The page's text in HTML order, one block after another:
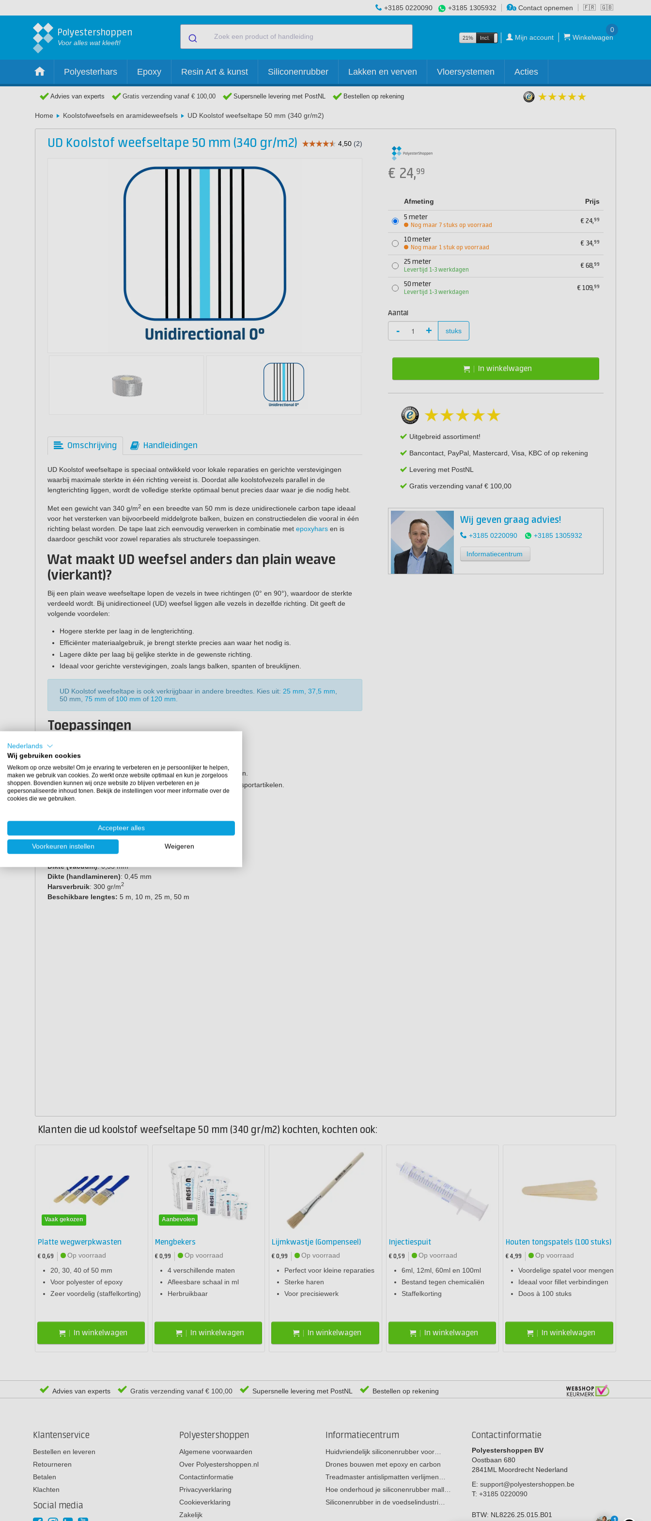
🇫🇷 🇬🇧
+3185 0220090 +3185 1305932 Contact opnemen
Polyestershoppen
Voor alles wat kleeft!
21% Incl. Excl. Mijn account Winkelwagen
0
Polyesterhars Epoxy Resin Art & kunst Siliconenrubber Lakken en verven Vloersystemen Acties
Advies van experts Gratis verzending vanaf € 100,00 Supersnelle levering met PostNL Bestellen op rekening
Home Koolstofweefsels en aramideweefsels UD Koolstof weefseltape 50 mm (340 gr/m2)
UD Koolstof weefseltape 50 mm (340 gr/m2)
Omschrijving Handleidingen
UD Koolstof weefseltape is speciaal ontwikkeld voor lokale reparaties en gerichte verstevigingen
waarbij maximale sterkte in één richting vereist is. Doordat alle koolstofvezels parallel in de
lengterichting liggen, wordt de volledige sterkte optimaal benut precies daar waar je die nodig hebt.
Met een gewicht van 340 g/m2 en een breedte van 50 mm is deze unidirectionele carbon tape ideaal
voor het versterken van bijvoorbeeld middelgrote balken, buizen en constructiedelen die vooral in één
richting belast worden. De tape laat zich eenvoudig verwerken in combinatie met epoxyhars en is
daardoor geschikt voor zowel reparaties als structurele toepassingen.
Wat maakt UD weefsel anders dan plain weave
(vierkant)?
Bij een plain weave weefseltape lopen de vezels in twee richtingen (0° en 90°), waardoor de sterkte
verdeeld wordt. Bij unidirectioneel (UD) weefsel liggen alle vezels in dezelfde richting. Dit geeft de
volgende voordelen:
Hogere sterkte per laag in de lengterichting.
Efficiënter materiaalgebruik, je brengt sterkte precies aan waar het nodig is.
Lagere dikte per laag bij gelijke sterkte in de gewenste richting.
Ideaal voor gerichte verstevigingen, zoals langs balken, spanten of breuklijnen.
UD Koolstof weefseltape is ook verkrijgbaar in andere breedtes. Kies uit: 25 mm 37,5 mm
50 mm, 75 mm of 100 mm of 120 mm
Toepassingen
De UD koolstof tape (50 mm breed) is bij uitstek geschikt voor:
Gerichte verstevigingen langs randen, hoeken en breuklijnen.
Versterking van balken en spanten in boten, vliegtuigen en sportartikelen.
Opbouwen van extra lagen op hoog-belaste punten.
Weeftype:unidirectioneel (UD)
Gewicht:340 gr/m
Breedte:50 mm
Dikte (vacuüm): 0,33 mm
Dikte (handlamineren): 0,45 mm
Harsverbruik: 300 gr/m2
Beschikbare lengtes: 5 m, 10 m, 25 m, 50 m
€ 24,99
Afmeting Prijs
5 meter
Nog maar 7 stuks op voorraad
€24,99
10 meter
Nog maar 1 stuk op voorraad
€ 34,99
25 meter
Levertijd 1-3 werkdagen
€68,99
50 meter
Levertijd 1-3 werkdagen
€109,99
Aantal
- + stuks
In winkelwagen
Uitgebreid assortiment!
Bancontact, PayPal, Mastercard, Visa, KBC of op rekening
Levering met PostNL
Gratis verzending vanaf € 100,00
Wij geven graag advies!
+3185 0220090 +3185 1305932
Informatiecentrum
Klanten die ud koolstof weefseltape 50 mm (340 gr/m2) kochten, kochten ook:
Vaak gekozen
Platte wegwerpkwasten
€ 0,69
Op voorraad
20, 30, 40 of 50 mm
Voor polyester of epoxy
Zeer voordelig (staffelkorting)
In winkelwagen
Aanbevolen
Mengbekers
€ 0,99
Op voorraad
4 verschillende maten
Afleesbare schaal in ml
Herbruikbaar
In winkelwagen
Lijmkwastje (Gompenseel)
€ 0,99
Op voorraad
Perfect voor kleine reparaties
Sterke haren
Voor precisiewerk
In winkelwagen
Injectiespuit
€ 0,59
Op voorraad
6ml, 12ml, 60ml en 100ml
Bestand tegen chemicaliën
Staffelkorting
In winkelwagen
Houten tongspatels (100 stuks)
€ 4,99
Op voorraad
Voordelige spatel voor mengen
Ideaal voor fillet verbindingen
Doos à 100 stuks
In winkelwagen
Advies van experts Gratis verzending vanaf € 100,00 Supersnelle levering met PostNL Bestellen op rekening
Klantenservice
Bestellen en leveren
Retourneren
Betalen
Klachten
Social media
Polyestershoppen
Algemene voorwaarden
Over Polyestershoppen.nl
Contactinformatie
Privacyverklaring
Cookieverklaring
Zakelijk
Informatiecentrum
Huidvriendelijk siliconenrubber voor…
Drones bouwen met epoxy en carbon
Treadmaster antislipmatten verlijmen…
Hoe onderhoud je siliconenrubber mall…
Siliconenrubber in de voedselindustri…
Contactinformatie
Polyestershoppen BV
Oostbaan 680
2841ML Moordrecht Nederland
E: support@polyestershoppen.be
T: +3185 0220090
BTW: NL8226.25.015.B01
1
Nederlands
Wij gebruiken cookies
Welkom op onze website! Om je ervaring te verbeteren en je persoonlijker te helpen,
maken we gebruik van cookies. Zo werkt onze website optimaal en kun je zorgeloos
shoppen. Bovendien kunnen wij onze website zo blijven verbeteren en je
gepersonaliseerde inhoud tonen. Bekijk de instellingen voor meer informatie over de
cookies die we gebruiken.
Accepteer alles
Voorkeuren instellen Weigeren